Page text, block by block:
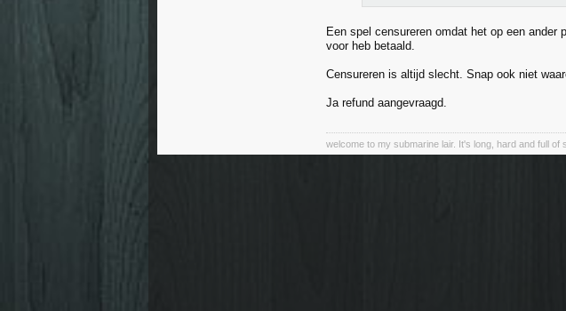
Een spel censureren omdat het op een
voor heb betaald.
Censureren is altijd slecht. Snap ook niet
Ja refund aangevraagd.
welcome to my submarine lair. It's long, hard and full of